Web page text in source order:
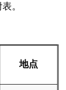
。
地点